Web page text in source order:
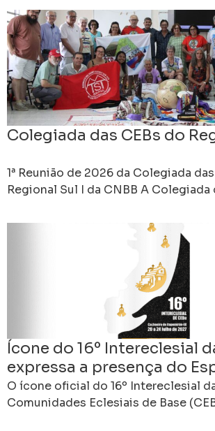
Itapemirim
Colegiada das CEBs do
1ª Reunião de 2026 da Colegiada
Regional Sul I da CNBB A Colegiada
Ícone do 16º Intereclesial
expressa a presença do
na caminhada do povo
O ícone oficial do 16º Intereclesial
Comunidades Eclesiais de Base